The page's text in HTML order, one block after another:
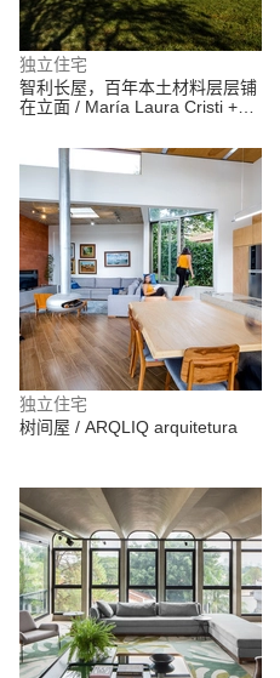
独立住宅
智利长屋，百年本土材料层层铺
在立面 / María Laura Cristi +
独立住宅
树间屋 / ARQLIQ arquitetura